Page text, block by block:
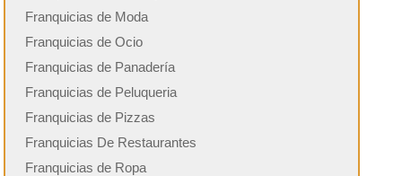
Franquicias de Moda
Franquicias de Ocio
Franquicias de Panadería
Franquicias de Peluqueria
Franquicias de Pizzas
Franquicias De Restaurantes
Franquicias de Ropa